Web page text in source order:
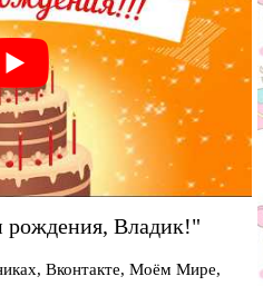
Владик!"
Вконтакте, Моём Мире,